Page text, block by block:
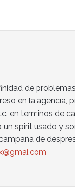
de
en la agencia,
en terminos de
spirit usado y
de